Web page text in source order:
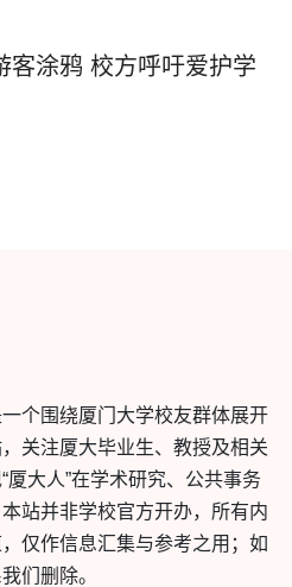
客涂鸦 校方呼吁爱护学
个围绕厦门大学校友群体展开
关注厦大毕业生、教授及相关
厦大人”在学术研究、公共事务
站并非学校官方开办，所有内
仅作信息汇集与参考之用；如
们删除。